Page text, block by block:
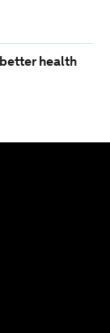
health